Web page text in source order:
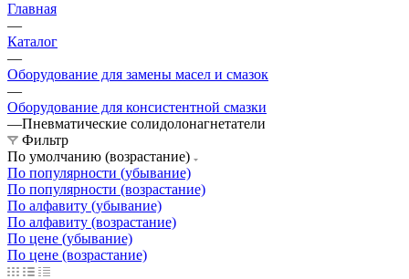
Главная
—
Каталог
—
Оборудование для замены масел и смазок
—
Оборудование для консистентной смазки
—Пневматические солидолонагнетатели
Фильтр
По умолчанию (возрастание)
По популярности (убывание)
По популярности (возрастание)
По алфавиту (убывание)
По алфавиту (возрастание)
По цене (убывание)
По цене (возрастание)